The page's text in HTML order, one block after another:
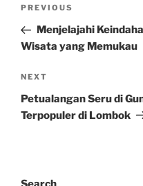
Previous
Post
PREVIOUS
Menjelajahi
Wisata yang Memukau
Next
Post
NEXT
Petualangan Seru di
Terpopuler di Lombok